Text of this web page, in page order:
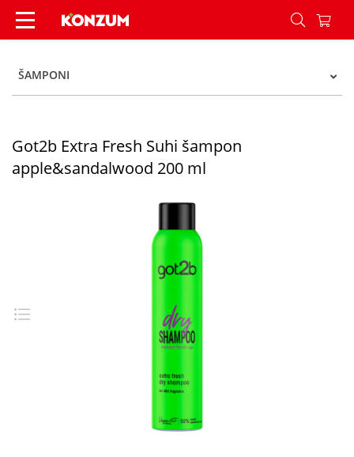
Got2b Extra Fresh Suhi šampon
ŠAMPONI
Got2b Extra Fresh Suhi šampon
apple&sandalwood 200 ml